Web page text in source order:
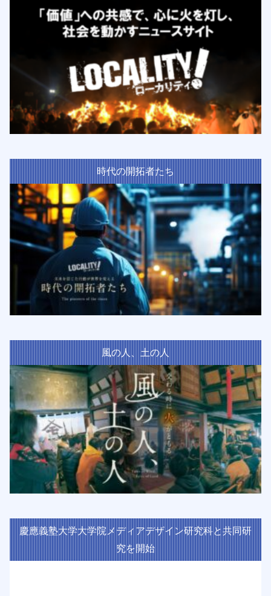
時代の開拓者たち
風の人、土の人
慶應義塾大学大学院メディアデザイン研究科と共同研
究を開始